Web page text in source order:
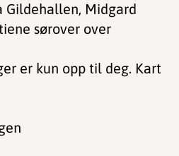
Gildehallen, Midgard
sørover over
er kun opp til deg. Kart